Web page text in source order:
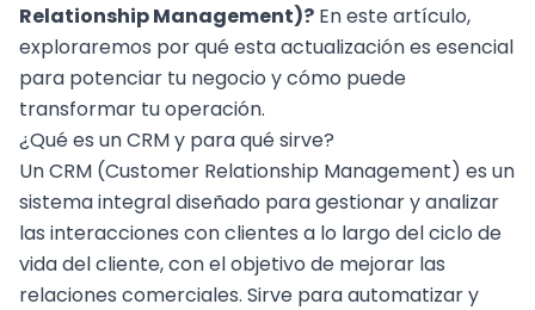
Relationship Management)? En este artículo,
exploraremos por qué esta actualización es esencial
para potenciar tu negocio y cómo puede
transformar tu operación.
¿Qué es un CRM y para qué sirve?
Un CRM (Customer Relationship Management) es un
sistema integral diseñado para gestionar y analizar
las interacciones con clientes a lo largo del ciclo de
vida del cliente, con el objetivo de mejorar las
relaciones comerciales. Sirve para automatizar y